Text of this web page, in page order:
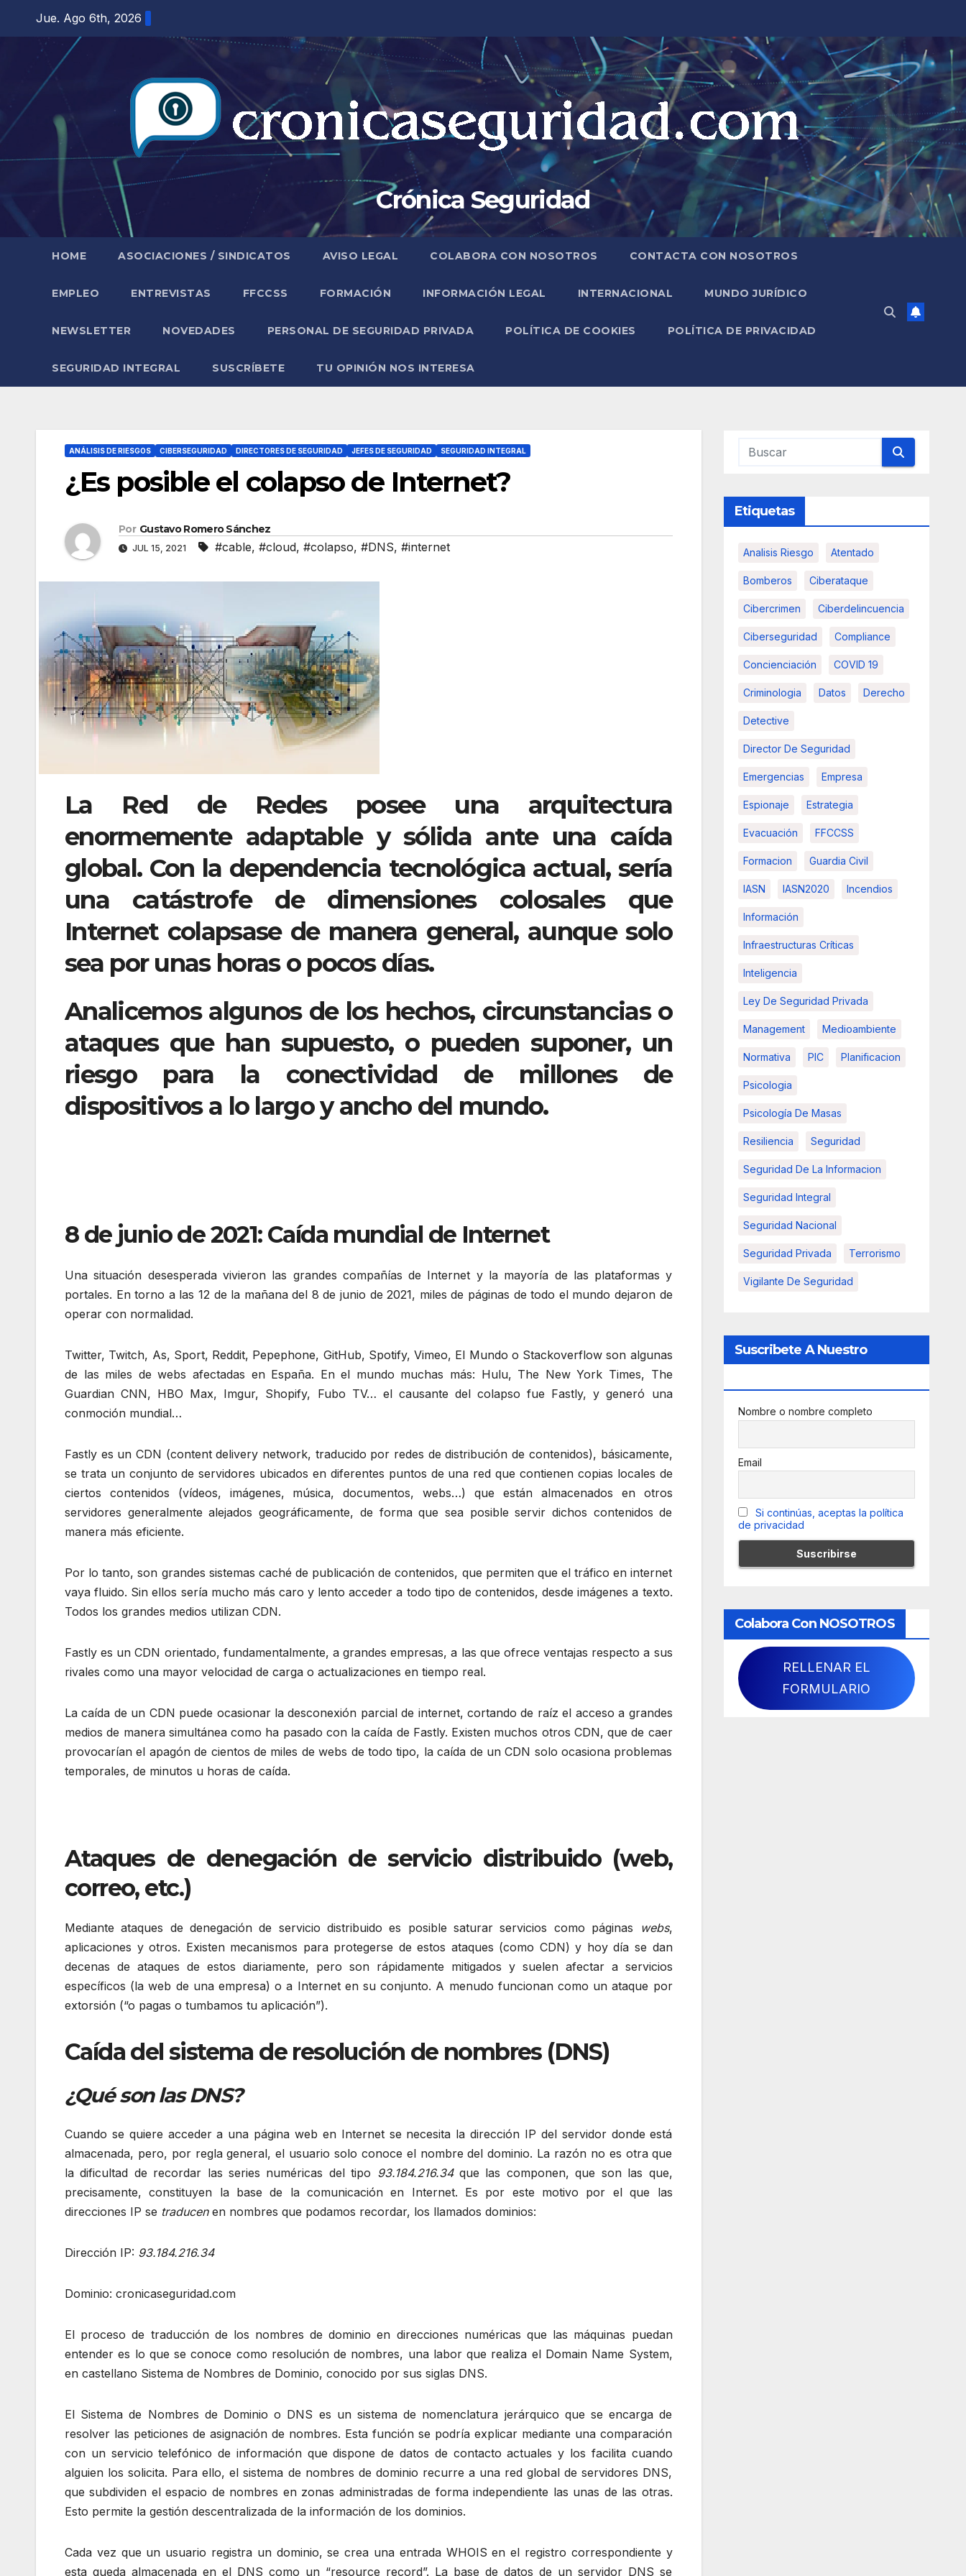
contenido
Jue. Ago 6th, 2026
Crónica Seguridad
HOME ASOCIACIONES / SINDICATOS AVISO LEGAL COLABORA CON NOSOTROS CONTACTA CON NOSOTROS
EMPLEO ENTREVISTAS FFCCSS FORMACIÓN INFORMACIÓN LEGAL INTERNACIONAL MUNDO JURÍDICO
NEWSLETTER NOVEDADES PERSONAL DE SEGURIDAD PRIVADA POLÍTICA DE COOKIES POLÍTICA DE PRIVACIDAD
SEGURIDAD INTEGRAL SUSCRÍBETE TU OPINIÓN NOS INTERESA
ANÁLISIS DE RIESGOS CIBERSEGURIDAD DIRECTORES DE SEGURIDAD JEFES DE SEGURIDAD SEGURIDAD INTEGRAL
¿Es posible el colapso de Internet?
Por Gustavo Romero Sánchez
JUL 15, 2021 #cable, #cloud, #colapso, #DNS, #internet
La Red de Redes posee una arquitectura
enormemente adaptable y sólida ante una caída
global. Con la dependencia tecnológica actual, sería
una catástrofe de dimensiones colosales que
Internet colapsase de manera general, aunque solo
sea por unas horas o pocos días.
Analicemos algunos de los hechos, circunstancias o
ataques que han supuesto, o pueden suponer, un
riesgo para la conectividad de millones de
dispositivos a lo largo y ancho del mundo.
8 de junio de 2021: Caída mundial de Internet
Una situación desesperada vivieron las grandes compañías de Internet y la mayoría de las plataformas y
portales. En torno a las 12 de la mañana del 8 de junio de 2021, miles de páginas de todo el mundo dejaron de
operar con normalidad.
Twitter, Twitch, As, Sport, Reddit, Pepephone, GitHub, Spotify, Vimeo, El Mundo o Stackoverflow son algunas
de las miles de webs afectadas en España. En el mundo muchas más: Hulu, The New York Times, The
Guardian CNN, HBO Max, Imgur, Shopify, Fubo TV… el causante del colapso fue Fastly, y generó una
conmoción mundial…
Fastly es un CDN (content delivery network, traducido por redes de distribución de contenidos), básicamente,
se trata un conjunto de servidores ubicados en diferentes puntos de una red que contienen copias locales de
ciertos contenidos (vídeos, imágenes, música, documentos, webs…) que están almacenados en otros
servidores generalmente alejados geográficamente, de forma que sea posible servir dichos contenidos de
manera más eficiente.
Por lo tanto, son grandes sistemas caché de publicación de contenidos, que permiten que el tráfico en internet
vaya fluido. Sin ellos sería mucho más caro y lento acceder a todo tipo de contenidos, desde imágenes a texto.
Todos los grandes medios utilizan CDN.
Fastly es un CDN orientado, fundamentalmente, a grandes empresas, a las que ofrece ventajas respecto a sus
rivales como una mayor velocidad de carga o actualizaciones en tiempo real.
La caída de un CDN puede ocasionar la desconexión parcial de internet, cortando de raíz el acceso a grandes
medios de manera simultánea como ha pasado con la caída de Fastly. Existen muchos otros CDN, que de caer
provocarían el apagón de cientos de miles de webs de todo tipo, la caída de un CDN solo ocasiona problemas
temporales, de minutos u horas de caída.
Ataques de denegación de servicio distribuido (web,
correo, etc.)
Mediante ataques de denegación de servicio distribuido es posible saturar servicios como páginas webs,
aplicaciones y otros. Existen mecanismos para protegerse de estos ataques (como CDN) y hoy día se dan
decenas de ataques de estos diariamente, pero son rápidamente mitigados y suelen afectar a servicios
específicos (la web de una empresa) o a Internet en su conjunto. A menudo funcionan como un ataque por
extorsión (“o pagas o tumbamos tu aplicación”).
Caída del sistema de resolución de nombres (DNS)
¿Qué son las DNS?
Cuando se quiere acceder a una página web en Internet se necesita la dirección IP del servidor donde está
almacenada, pero, por regla general, el usuario solo conoce el nombre del dominio. La razón no es otra que
la dificultad de recordar las series numéricas del tipo 93.184.216.34que las componen, que son las que,
precisamente, constituyen la base de la comunicación en Internet. Es por este motivo por el que las
direcciones IP se traducenen nombres que podamos recordar, los llamados dominios:
Dirección IP: 93.184.216.34
Dominio: cronicaseguridad.com
El proceso de traducción de los nombres de dominio en direcciones numéricas que las máquinas puedan
entender es lo que se conoce como resolución de nombres, una labor que realiza el Domain Name System,
en castellano Sistema de Nombres de Dominio, conocido por sus siglas DNS.
El Sistema de Nombres de Dominio o DNS es un sistema de nomenclatura jerárquico que se encarga de
resolver las peticiones de asignación de nombres. Esta función se podría explicar mediante una comparación
con un servicio telefónico de información que dispone de datos de contacto actuales y los facilita cuando
alguien los solicita. Para ello, el sistema de nombres de dominio recurre a una red global de servidores DNS,
que subdividen el espacio de nombres en zonas administradas de forma independiente las unas de las otras.
Esto permite la gestión descentralizada de la información de los dominios.
Cada vez que un usuario registra un dominio, se crea una entrada WHOIS en el registro correspondiente y
esta queda almacenada en el DNS como un “resource record”. La base de datos de un servidor DNS se
Etiquetas
Analisis Riesgo Atentado
Bomberos Ciberataque
Cibercrimen Ciberdelincuencia
Ciberseguridad Compliance
Concienciación COVID 19
Criminologia Datos Derecho
Detective
Director De Seguridad
Emergencias Empresa
Espionaje Estrategia
Evacuación FFCCSS
Formacion Guardia Civil
IASN IASN2020 Incendios
Información
Infraestructuras Críticas
Inteligencia
Ley De Seguridad Privada
Management Medioambiente
Normativa PIC Planificacion
Psicologia
Psicología De Masas
Resiliencia Seguridad
Seguridad De La Informacion
Seguridad Integral
Seguridad Nacional
Seguridad Privada Terrorismo
Vigilante De Seguridad
Suscribete A Nuestro
Nombre o nombre completo
Email
Si continúas, aceptas la política
de privacidad
Colabora Con NOSOTROS
RELLENAR EL
FORMULARIO